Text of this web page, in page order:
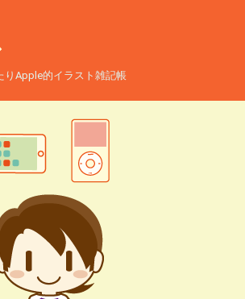
りApple的イラスト雑記帳